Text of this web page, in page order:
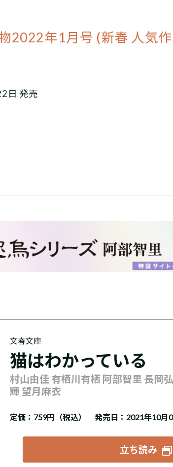
2022年1月号 (新春 人気
日 発売
文春文庫
猫はわかっている
村山由佳 有栖川有栖 阿部智里 長岡
輝 望月麻衣
定価： 759円（税込） 発売日：2021年10月
立ち読み